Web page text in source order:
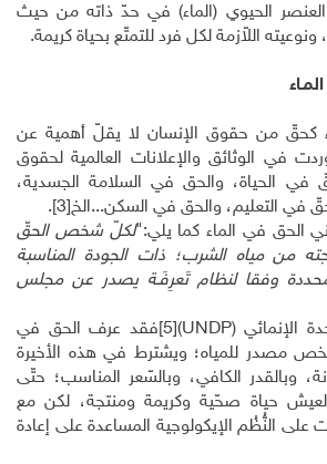
الحيوي (الماء) في حدّ ذاته من حيث
اللاّزمة لكل فرد للتمتّع بحياة كريمة.
كحقّ من حقوق الإنسان لا يقلّ أهمية عن
في الوثائق والإعلانات العالمية لحقوق
في الحياة، والحق في السلامة الجسدية،
في التعليم، والحق في السكن...الخ[3]
.
الحق في الماء كما يلي:"لكلّ شخص الحقّ
من مياه الشرب؛ ذات الجودة المناسبة
محددة وفقا لنظام تَعرِفَـة يصدر عن مجلس
الإنمائي(UNDP)
[5]فقد عرف الحق في
شخص مصدر للمياه؛ ويشترط في هذه الأخيرة
وبالقدر الكافي، وبالسّعر المناسب؛ حتّى
حياة صحّية وكريمة ومنتجة، لكن مع
النُّظُم الإيكولوجية المساعدة على إعادة